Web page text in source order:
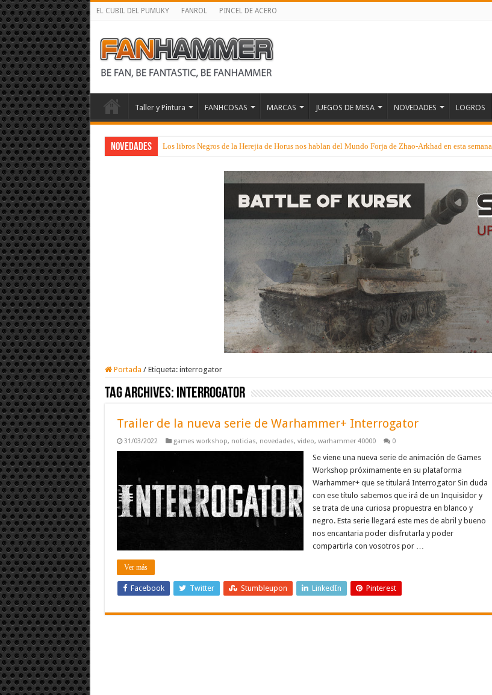
EL CUBIL DEL PUMUKY FANROL PINCEL DE ACERO
Taller y Pintura FANHCOSAS MARCAS JUEGOS DE MESA NOVEDADES LOGROS
NOVEDADES Los libros Negros de la Herejia de Horus nos hablan del Mundo Forja de Zhao-Arkhad en esta semana
Portada / Etiqueta: interrogator
Tag Archives: interrogator
Trailer de la nueva serie de Warhammer+ Interrogator
31/03/2022 games workshop, noticias, novedades, video, warhammer 40000 0
Se viene una nueva serie de animación de Games
Workshop próximamente en su plataforma
Warhammer+ que se titulará Interrogator Sin duda
con ese título sabemos que irá de un Inquisidor y
se trata de una curiosa propuestra en blanco y
negro. Esta serie llegará este mes de abril y bueno
nos encantaria poder disfrutarla y poder
compartirla con vosotros por …
Ver más
Facebook Twitter Stumbleupon LinkedIn Pinterest